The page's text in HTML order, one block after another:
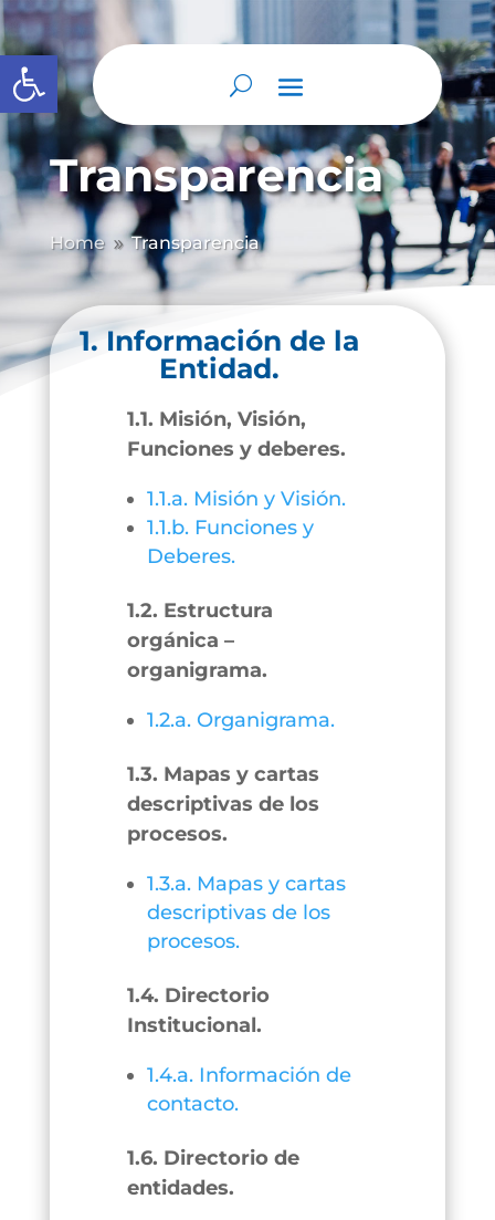
Abrir barra de herramientas
Transparencia
Home 9 Transparencia
1. Información de la
Entidad.
1.1. Misión, Visión,
Funciones y deberes.
1.1.a. Misión y Visión.
1.1.b. Funciones y
Deberes.
1.2. Estructura
orgánica –
organigrama.
1.2.a. Organigrama.
1.3. Mapas y cartas
descriptivas de los
procesos.
1.3.a. Mapas y cartas
descriptivas de los
procesos.
1.4. Directorio
Institucional.
1.4.a. Información de
contacto.
1.6. Directorio de
entidades.